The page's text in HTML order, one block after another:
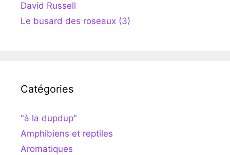
David Russell
Le busard des roseaux (3)
Catégories
"à la dupdup"
Amphibiens et reptiles
Aromatiques